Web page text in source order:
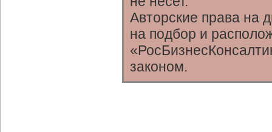
Авторские права на
на подбор и
законом.